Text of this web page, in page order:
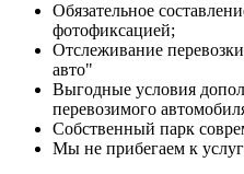
Обязательное
фотофиксацией;
Отслеживание
авто"
Выгодные условия
перевозимого
Собственный парк
Мы не прибегаем к